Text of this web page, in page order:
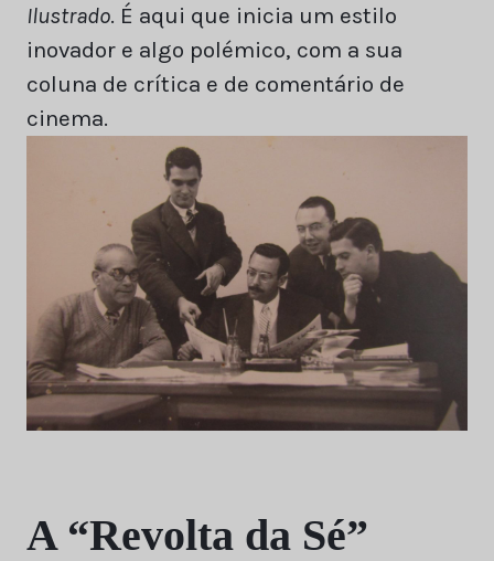
Ilustrado. É aqui que inicia um estilo
inovador e algo polémico, com a sua
coluna de crítica e de comentário de
cinema.
A “Revolta da Sé”